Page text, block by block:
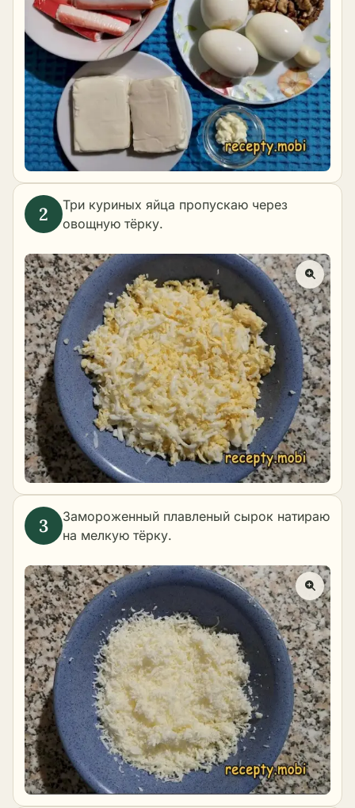
Три куриных яйца пропускаю через
овощную тёрку.
Замороженный плавленый сырок натираю
на мелкую тёрку.